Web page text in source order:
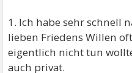
1. Ich habe sehr schnell
lieben Friedens Willen
eigentlich nicht tun
auch privat.